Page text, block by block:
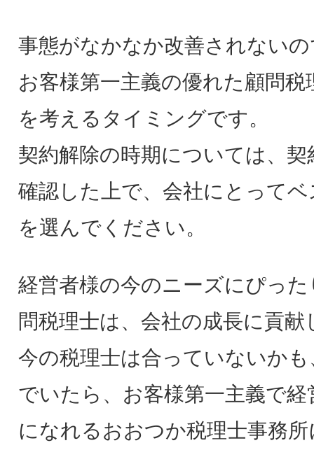
事態がなかなか改善されない
お客様第一主義の優れた顧問税
を考えるタイミングです。
契約解除の時期については、契
確認した上で、会社にとって
を選んでください。
経営者様の今のニーズにぴっ
問税理士は、会社の成長に貢献
今の税理士は合っていないか
でいたら、お客様第一主義で経
になれるおおつか税理士事務